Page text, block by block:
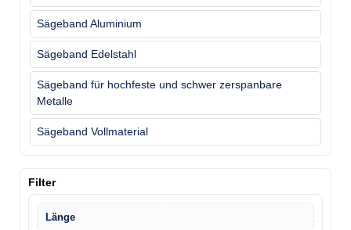
Sägeband Aluminium
Sägeband Edelstahl
Sägeband für hochfeste und schwer zerspanbare
Metalle
Sägeband Vollmaterial
Filter
Länge